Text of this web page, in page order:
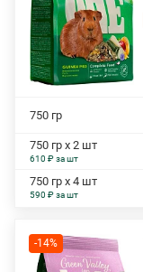
750 гр
750 гр х 2 шт
610 ₽ за шт
750 гр х 4 шт
590 ₽ за шт
-14%